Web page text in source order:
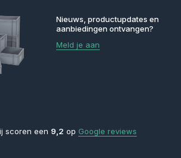
Nieuws, productupdates en
aanbiedingen ontvangen?
Meld je aan
scoren een 9,2 op Google reviews